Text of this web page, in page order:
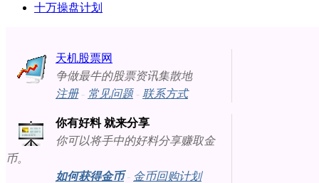
十万操盘计划
天机股票网
争做最牛的股票资讯集散地
注册- 常见问题- 联系方式
你有好料 就来分享
你可以将手中的好料分享赚取金
币。
如何获得金币- 金币回购计划